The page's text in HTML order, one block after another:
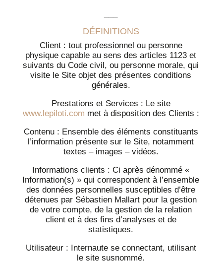
DÉFINITIONS
Client : tout professionnel ou personne
physique capable au sens des articles 1123 et
suivants du Code civil, ou personne morale, qui
visite le Site objet des présentes conditions
générales.
Prestations et Services : Le site
www.lepiloti.com met à disposition des Clients :
Contenu : Ensemble des éléments constituants
l’information présente sur le Site, notamment
textes – images – vidéos.
Informations clients : Ci après dénommé «
Information(s) » qui correspondent à l’ensemble
des données personnelles susceptibles d’être
détenues par Sébastien Mallart pour la gestion
de votre compte, de la gestion de la relation
client et à des fins d’analyses et de
statistiques.
Utilisateur : Internaute se connectant, utilisant
le site susnommé.